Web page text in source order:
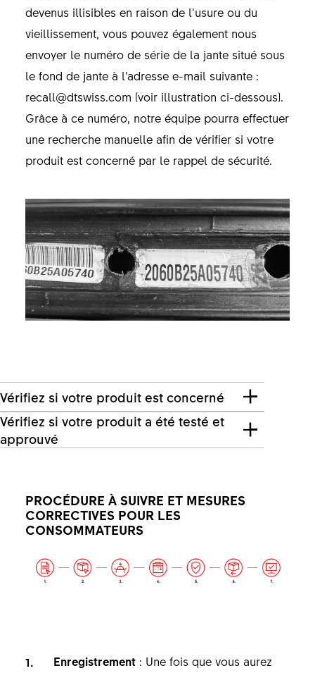
devenus illisibles en raison de l’usure ou du
vieillissement, vous pouvez également nous
envoyer le numéro de série de la jante situé sous
le fond de jante à l’adresse e-mail suivante :
recall@dtswiss.com (voir illustration ci-dessous).
Grâce à ce numéro, notre équipe pourra effectuer
une recherche manuelle afin de vérifier si votre
produit est concerné par le rappel de sécurité.
Vérifiez si votre produit est concerné
Vérifiez si votre produit a été testé et
approuvé
PROCÉDURE À SUIVRE ET MESURES
CORRECTIVES POUR LES
CONSOMMATEURS
Enregistrement : Une fois que vous aurez